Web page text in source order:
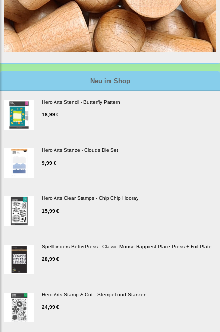
Neu im Shop
Hero Arts Stencil - Butterfly Pattern
18,99 €
Hero Arts Stanze - Clouds Die Set
9,99 €
Hero Arts Clear Stamps - Chip Chip Hooray
15,99 €
Spellbinders BetterPress - Classic Mouse Happiest Place Press + Foil Plate
28,99 €
Hero Arts Stamp & Cut - Stempel und Stanzen
24,99 €